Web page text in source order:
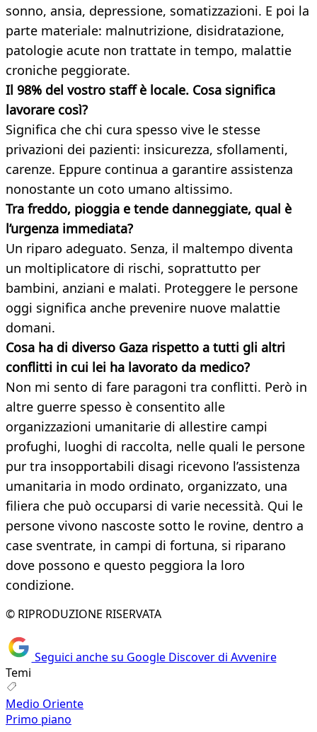
sonno, ansia, depressione, somatizzazioni. E poi la
parte materiale: malnutrizione, disidratazione,
patologie acute non trattate in tempo, malattie
croniche peggiorate.
Il 98% del vostro staff è locale. Cosa significa
lavorare così?
Significa che chi cura spesso vive le stesse
privazioni dei pazienti: insicurezza, sfollamenti,
carenze. Eppure continua a garantire assistenza
nonostante un coto umano altissimo.
Tra freddo, pioggia e tende danneggiate, qual è
l’urgenza immediata?
Un riparo adeguato. Senza, il maltempo diventa
un moltiplicatore di rischi, soprattutto per
bambini, anziani e malati. Proteggere le persone
oggi significa anche prevenire nuove malattie
domani.
Cosa ha di diverso Gaza rispetto a tutti gli altri
conflitti in cui lei ha lavorato da medico?
Non mi sento di fare paragoni tra conflitti. Però in
altre guerre spesso è consentito alle
organizzazioni umanitarie di allestire campi
profughi, luoghi di raccolta, nelle quali le persone
pur tra insopportabili disagi ricevono l’assistenza
umanitaria in modo ordinato, organizzato, una
filiera che può occuparsi di varie necessità. Qui le
persone vivono nascoste sotto le rovine, dentro a
case sventrate, in campi di fortuna, si riparano
dove possono e questo peggiora la loro
condizione.
© RIPRODUZIONE RISERVATA
Seguici anche su Google Discover di Avvenire
Temi
Medio Oriente
Primo piano